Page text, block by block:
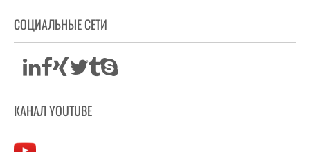
СОЦИАЛЬНЫЕ СЕТИ
КАНАЛ YOUTUBE